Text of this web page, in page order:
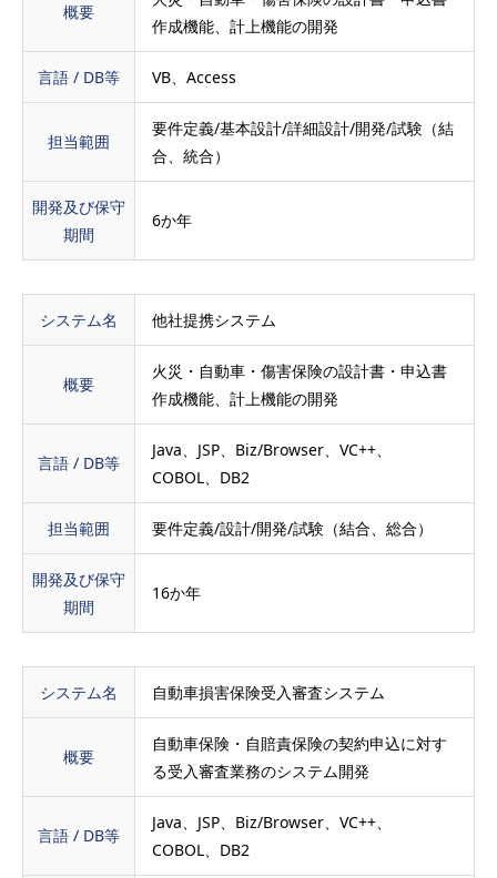
概要
作成機能、計上機能の開発
言語 / DB等 VB、Access
担当範囲
要件定義/基本設計/詳細設計/開発/試験（結
合、統合）
開発及び保守
期間
6か年
システム名 他社提携システム
概要
火災・自動車・傷害保険の設計書・申込書
作成機能、計上機能の開発
言語 / DB等
Java、JSP、Biz/Browser、VC++、
COBOL、DB2
担当範囲 要件定義/設計/開発/試験（結合、総合）
開発及び保守
期間
16か年
システム名 自動車損害保険受入審査システム
概要
自動車保険・自賠責保険の契約申込に対す
る受入審査業務のシステム開発
言語 / DB等
Java、JSP、Biz/Browser、VC++、
COBOL、DB2